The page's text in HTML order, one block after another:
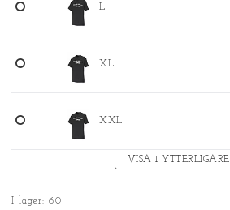
L
XL
XXL
VISA 1 YTTERLIGARE
I lager: 60